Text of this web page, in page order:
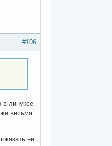
#106
в линуксе
весьма
не